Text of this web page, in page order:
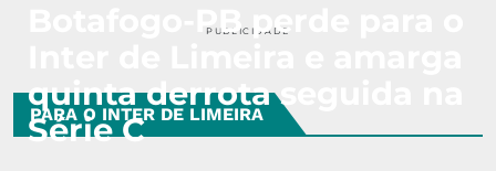
PUBLICIDADE
PARA O INTER DE LIMEIRA
Botafogo-PB perde para o
quinta derrota seguida na
Série C